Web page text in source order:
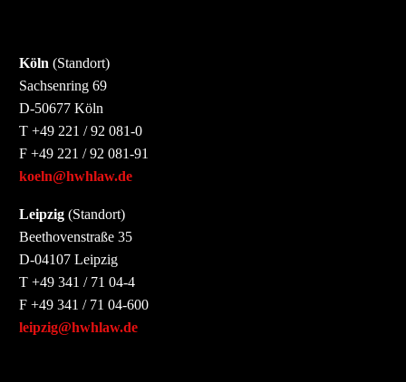
Köln (Standort)
Sachsenring 69
D-50677 Köln
T +49 221 / 92 081-0
F +49 221 / 92 081-91
koeln@hwhlaw.de
Leipzig (Standort)
Beethovenstraße 35
D-04107 Leipzig
T +49 341 / 71 04-4
F +49 341 / 71 04-600
leipzig@hwhlaw.de